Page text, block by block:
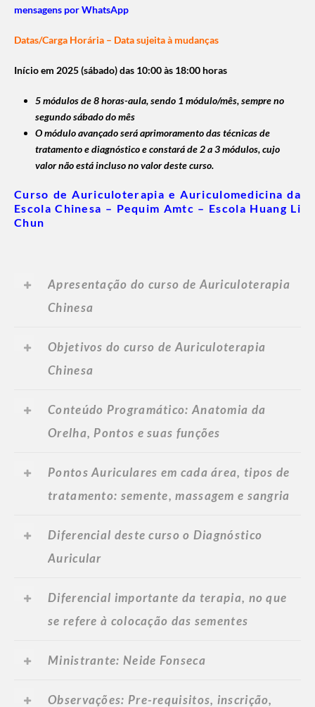
mensagens por WhatsApp
Datas/Carga Horária – Data sujeita à mudanças
Início em 2025 (sábado) das 10:00 às 18:00 horas
5 módulos de 8 horas-aula, sendo 1 módulo/mês, sempre no
segundo sábado do mês
O módulo avançado será aprimoramento das técnicas de
tratamento e diagnóstico e constará de 2 a 3 módulos, cujo
valor não está incluso no valor deste curso.
Curso de Auriculoterapia e Auriculomedicina da
Escola Chinesa – Pequim Amtc – Escola Huang Li
Chun
Apresentação do curso de Auriculoterapia
Chinesa
Objetivos do curso de Auriculoterapia
Chinesa
Conteúdo Programático: Anatomia da
Orelha, Pontos e suas funções
Pontos Auriculares em cada área, tipos de
tratamento: semente, massagem e sangria
Diferencial deste curso o Diagnóstico
Auricular
Diferencial importante da terapia, no que
se refere à colocação das sementes
Ministrante: Neide Fonseca
Observações: Pre-requisitos, inscrição,